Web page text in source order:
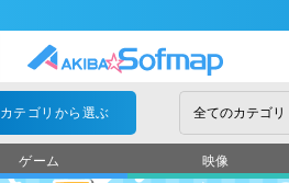
カテゴリから選ぶ
ゲーム 映像